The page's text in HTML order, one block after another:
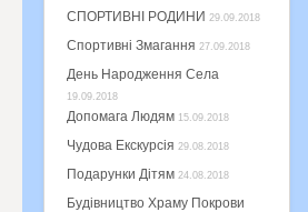
СПОРТИВНІ РОДИНИ 29.09.2018
Спортивні Змагання 27.09.2018
День Народження Села
19.09.2018
Допомага Людям 15.09.2018
Чудова Екскурсія 29.08.2018
Подарунки Дітям 24.08.2018
Будівництво Храму Покрови